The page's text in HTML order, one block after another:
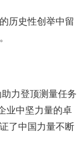
历史性创举中留
力登顶测量任务
业中坚力量的卓
了中国力量不断